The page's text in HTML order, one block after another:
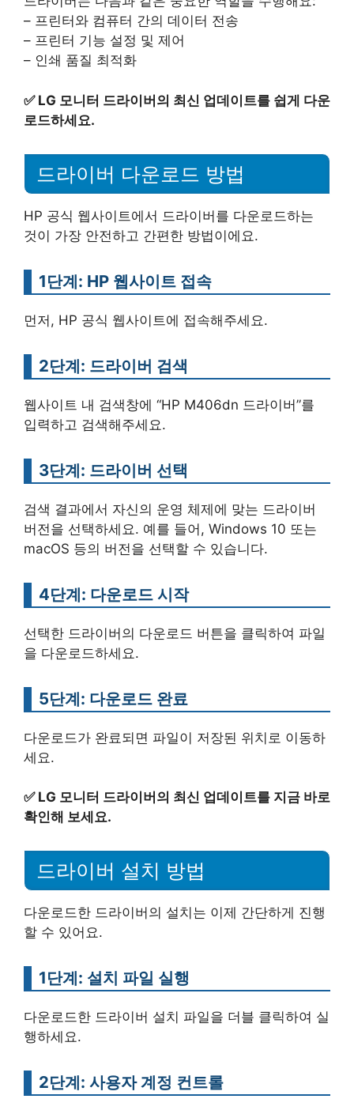
– 프린터와 컴퓨터 간의 데이터 전송
– 프린터 기능 설정 및 제어
– 인쇄 품질 최적화
✅ LG 모니터 드라이버의 최신 업데이트를 쉽게 다운
로드하세요.
드라이버 다운로드 방법
HP 공식 웹사이트에서 드라이버를 다운로드하는
것이 가장 안전하고 간편한 방법이에요.
1단계: HP 웹사이트 접속
먼저, HP 공식 웹사이트에 접속해주세요.
2단계: 드라이버 검색
웹사이트 내 검색창에 “HP M406dn 드라이버”를
입력하고 검색해주세요.
3단계: 드라이버 선택
검색 결과에서 자신의 운영 체제에 맞는 드라이버
버전을 선택하세요. 예를 들어, Windows 10 또는
macOS 등의 버전을 선택할 수 있습니다.
4단계: 다운로드 시작
선택한 드라이버의 다운로드 버튼을 클릭하여 파일
을 다운로드하세요.
5단계: 다운로드 완료
다운로드가 완료되면 파일이 저장된 위치로 이동하
세요.
✅ LG 모니터 드라이버의 최신 업데이트를 지금 바로
확인해 보세요.
드라이버 설치 방법
다운로드한 드라이버의 설치는 이제 간단하게 진행
할 수 있어요.
1단계: 설치 파일 실행
다운로드한 드라이버 설치 파일을 더블 클릭하여 실
행하세요.
2단계: 사용자 계정 컨트롤